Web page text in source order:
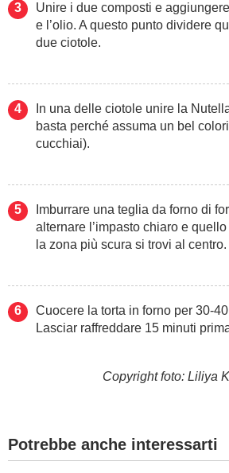
Unire i due composti e
e l’olio. A questo punto dividere
due ciotole.
In una delle ciotole unire la
basta perché assuma un bel
cucchiai).
Imburrare una teglia da forno di
alternare l’impasto chiaro e
la zona più scura si trovi al centro.
Cuocere la torta in forno per 30-
Lasciar raffreddare 15 minuti
Copyright foto: Liliya
Potrebbe anche interessarti